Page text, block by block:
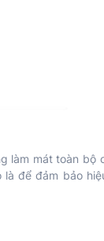
làm mát toàn bộ
để đảm bảo